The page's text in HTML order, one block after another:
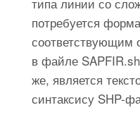
потребуется
соответствующим
в файле
же, является
синтаксису SHP-